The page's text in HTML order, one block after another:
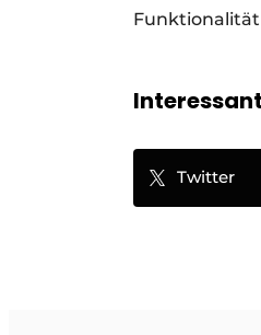
Funktionalität
Twitter